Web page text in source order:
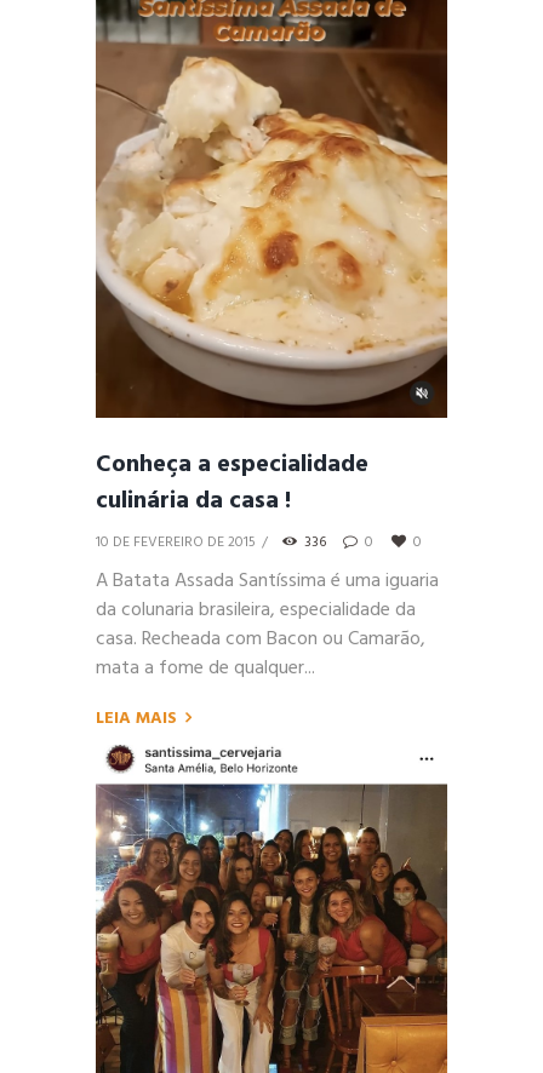
Conheça a especialidade
culinária da casa !
10 DE FEVEREIRO DE 2015 336 0 0
A Batata Assada Santíssima é uma iguaria
da colunaria brasileira, especialidade da
casa. Recheada com Bacon ou Camarão,
mata a fome de qualquer...
LEIA MAIS